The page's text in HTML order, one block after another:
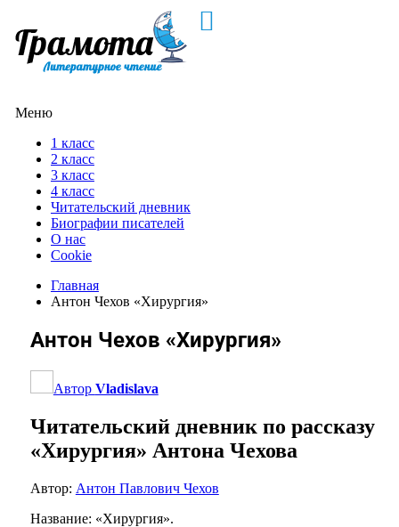
Меню
1 класс
2 класс
3 класс
4 класс
Читательский дневник
Биографии писателей
О нас
Cookie
Главная
Антон Чехов «Хирургия»
Антон Чехов «Хирургия»
Автор Vladislava
Читательский дневник по рассказу
«Хирургия» Антона Чехова
Автор: Антон Павлович Чехов
Название: «Хирургия».